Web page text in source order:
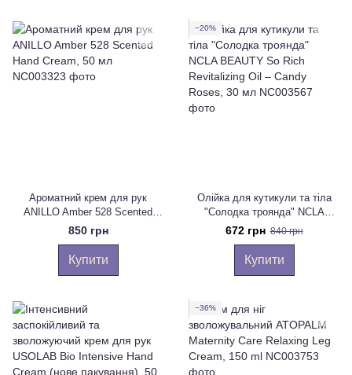
Ароматний крем для рук
ANILLO Amber 528 Scented
Hand Cream, 50 мл
850 грн
Купити
−20%
Олійка для кутикули та тіла
"Солодка троянда" NCLA
BEAUTY So Rich Revitalizing
Oil – Candy Roses, 30 мл
672 грн 840 грн
Купити
−36%